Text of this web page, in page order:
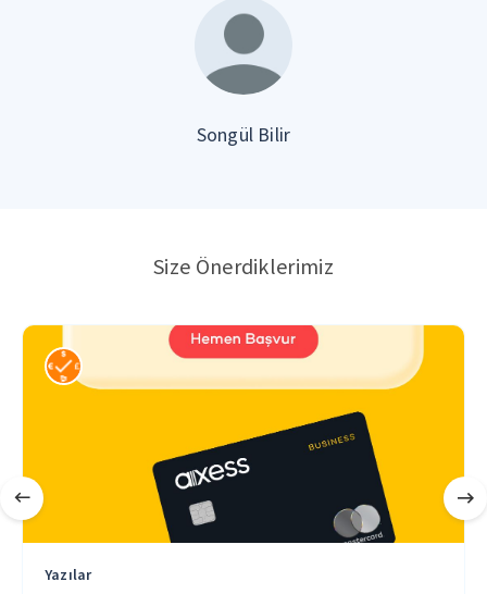
Songül Bilir
Size Önerdiklerimiz
Yazılar